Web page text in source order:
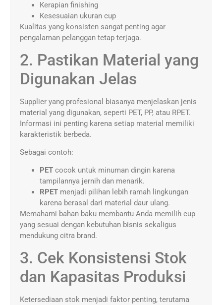
Kerapian finishing
Kesesuaian ukuran cup
Kualitas yang konsisten sangat penting agar
pengalaman pelanggan tetap terjaga.
2. Pastikan Material yang
Digunakan Jelas
Supplier yang profesional biasanya menjelaskan jenis
material yang digunakan, seperti PET, PP, atau RPET.
Informasi ini penting karena setiap material memiliki
karakteristik berbeda.
Sebagai contoh:
PET cocok untuk minuman dingin karena
tampilannya jernih dan menarik.
RPET menjadi pilihan lebih ramah lingkungan
karena berasal dari material daur ulang.
Memahami bahan baku membantu Anda memilih cup
yang sesuai dengan kebutuhan bisnis sekaligus
mendukung citra brand.
3. Cek Konsistensi Stok
dan Kapasitas Produksi
Ketersediaan stok menjadi faktor penting, terutama